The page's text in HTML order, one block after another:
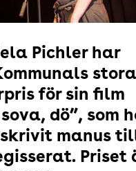
Pichler har
stora
för sin film
dö”, som
skrivit manus
Priset